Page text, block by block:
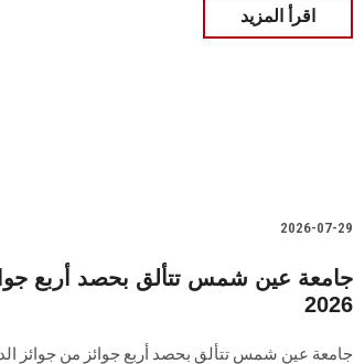
اقرأ المزيد
2026-07-29
جامعة عين شمس تتألق بحصد أربع
2026